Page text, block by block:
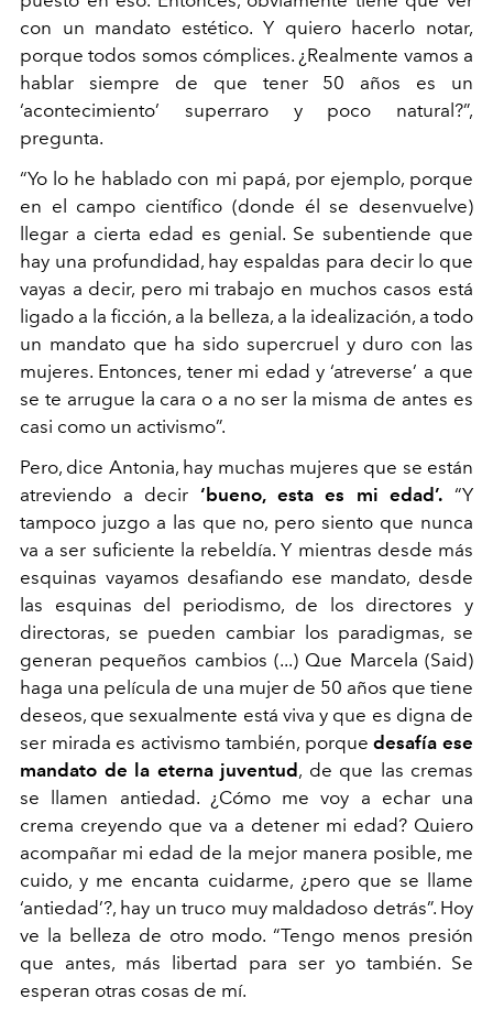
con un mandato estético. Y quiero hacerlo notar,
porque todos somos cómplices. ¿Realmente vamos a
hablar siempre de que tener 50 años es un
‘acontecimiento’ superraro y poco natural?”,
pregunta.
“Yo lo he hablado con mi papá, por ejemplo, porque
en el campo científico (donde él se desenvuelve)
llegar a cierta edad es genial. Se subentiende que
hay una profundidad, hay espaldas para decir lo que
vayas a decir, pero mi trabajo en muchos casos está
ligado a la ficción, a la belleza, a la idealización, a todo
un mandato que ha sido supercruel y duro con las
mujeres. Entonces, tener mi edad y ‘atreverse’ a que
se te arrugue la cara o a no ser la misma de antes es
casi como un activismo”.
Pero, dice Antonia, hay muchas mujeres que se están
atreviendo a decir ‘bueno, esta es mi edad’. “Y
tampoco juzgo a las que no, pero siento que nunca
va a ser suficiente la rebeldía. Y mientras desde más
esquinas vayamos desafiando ese mandato, desde
las esquinas del periodismo, de los directores y
directoras, se pueden cambiar los paradigmas, se
generan pequeños cambios (...) Que Marcela (Said)
haga una película de una mujer de 50 años que tiene
deseos, que sexualmente está viva y que es digna de
ser mirada es activismo también, porquedesafía ese
mandato de la eterna juventud , de que las cremas
se llamen antiedad. ¿Cómo me voy a echar una
crema creyendo que va a detener mi edad? Quiero
acompañar mi edad de la mejor manera posible, me
cuido, y me encanta cuidarme, ¿pero que se llame
‘antiedad’?, hay un truco muy maldadoso detrás”. Hoy
ve la belleza de otro modo. “Tengo menos presión
que antes, más libertad para ser yo también. Se
esperan otras cosas de mí.